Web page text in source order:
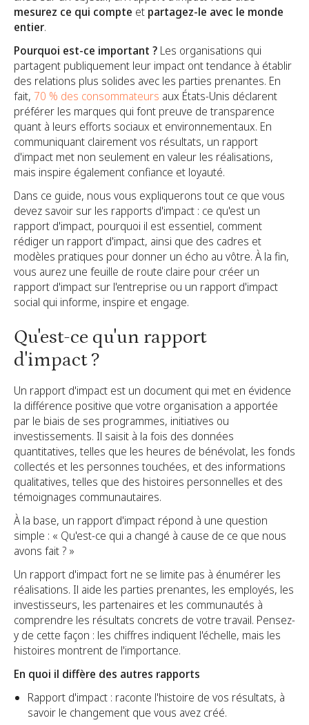
mesurez ce qui compte et partagez-le avec le monde
entier.
Pourquoi est-ce important ? Les organisations qui
partagent publiquement leur impact ont tendance à établir
des relations plus solides avec les parties prenantes. En
fait, 70 % des consommateurs aux États-Unis déclarent
préférer les marques qui font preuve de transparence
quant à leurs efforts sociaux et environnementaux. En
communiquant clairement vos résultats, un rapport
d'impact met non seulement en valeur les réalisations,
mais inspire également confiance et loyauté.
Dans ce guide, nous vous expliquerons tout ce que vous
devez savoir sur les rapports d'impact : ce qu'est un
rapport d'impact, pourquoi il est essentiel, comment
rédiger un rapport d'impact, ainsi que des cadres et
modèles pratiques pour donner un écho au vôtre. À la fin,
vous aurez une feuille de route claire pour créer un
rapport d'impact sur l'entreprise ou un rapport d'impact
social qui informe, inspire et engage.
Qu'est-ce qu'un rapport
d'impact ?
Un rapport d'impact est un document qui met en évidence
la différence positive que votre organisation a apportée
par le biais de ses programmes, initiatives ou
investissements. Il saisit à la fois des données
quantitatives, telles que les heures de bénévolat, les fonds
collectés et les personnes touchées, et des informations
qualitatives, telles que des histoires personnelles et des
témoignages communautaires.
À la base, un rapport d'impact répond à une question
simple : « Qu'est-ce qui a changé à cause de ce que nous
avons fait ? »
Un rapport d'impact fort ne se limite pas à énumérer les
réalisations. Il aide les parties prenantes, les employés, les
investisseurs, les partenaires et les communautés à
comprendre les résultats concrets de votre travail. Pensez-
y de cette façon : les chiffres indiquent l'échelle, mais les
histoires montrent de l'importance.
En quoi il diffère des autres rapports
Rapport d'impact : raconte l'histoire de vos résultats, à
savoir le changement que vous avez créé.